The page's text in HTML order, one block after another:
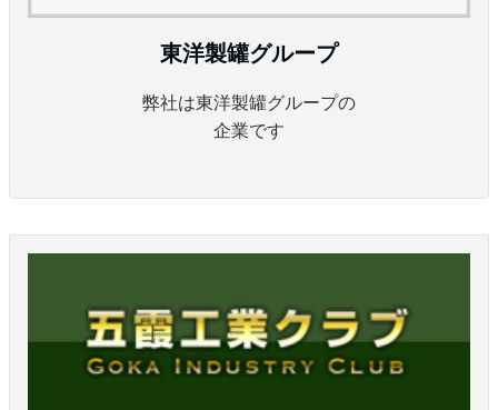
東洋製罐グループ
弊社は東洋製罐グループの
企業です